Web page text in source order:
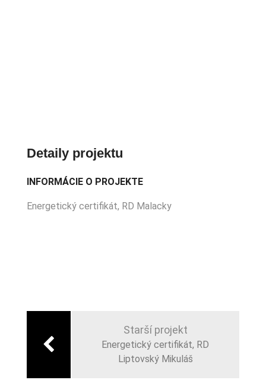
Detaily projektu
INFORMÁCIE O PROJEKTE
Energetický certifikát, RD Malacky
článku
Starší projekt
Energetický certifikát, RD
Liptovský Mikuláš